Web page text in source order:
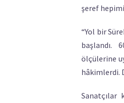
şeref
“Yol bir
başlandı.
ölçülerine
hâkimlerdi.
Sanatçılar